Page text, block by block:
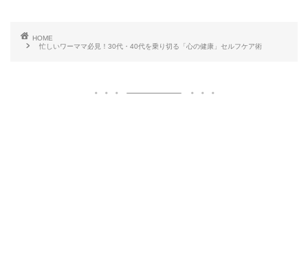
HOME
忙しいワーママ必見！30代・40代を乗り切る「心の健康」セルフケア術